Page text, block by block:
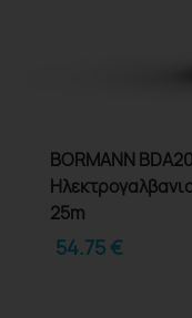
BORMANN
25m
54.75€